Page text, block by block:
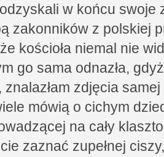
w końcu swoje
zakonników z polskiej
kościoła niemal nie
go sama odnazła,
znalazłam zdjęcia
mówią o cichym
na cały
zaznać zupełnej